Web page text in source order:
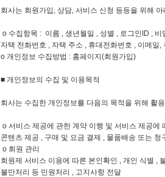
회사는 회원가입, 상담, 서비스 신청 등등을 위해
ο 수집항목 : 이름 , 생년월일 , 성별 , 로그인ID , 비
자택 전화번호 , 자택 주소 , 휴대전화번호 , 이메일,
ο 개인정보 수집방법 : 홈페이지(회원가입)
■ 개인정보의 수집 및 이용목적
회사는 수집한 개인정보를 다음의 목적을 위해 활
ο 서비스 제공에 관한 계약 이행 및 서비스 제공에
콘텐츠 제공 , 구매 및 요금 결제 , 물품배송 또는
ο 회원 관리
회원제 서비스 이용에 따른 본인확인 , 개인 식별 ,
불만처리 등 민원처리 , 고지사항 전달